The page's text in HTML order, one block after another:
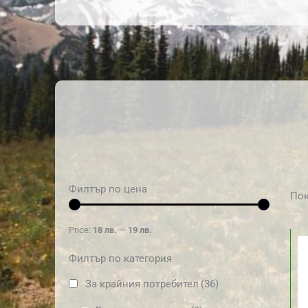
Филтър по цена
Price: 18 лв. — 19 лв.
Филтър по категория
За крайния потребител (36)